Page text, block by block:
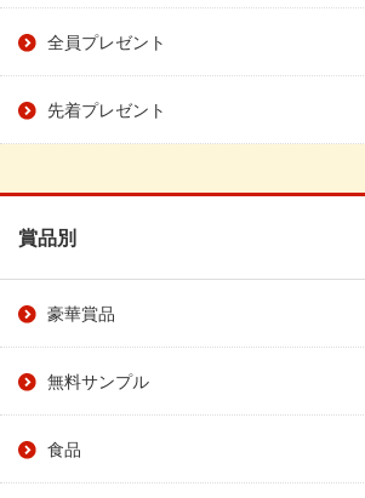
全員プレゼント
先着プレゼント
賞品別
豪華賞品
無料サンプル
食品